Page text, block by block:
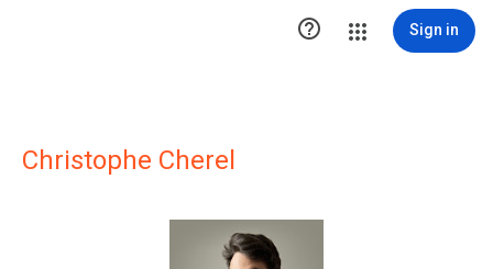
 Sign in
Christophe Cherel